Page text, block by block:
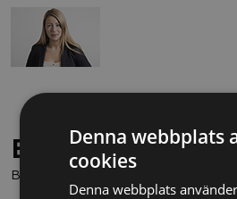
Behöver du
Boka en kostnadsfri konsultation
Denna webbplats
cookies
Denna webbplats